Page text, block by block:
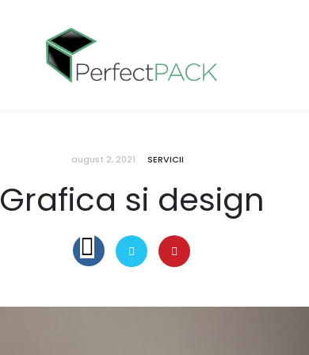
august 2, 2021 SERVICII
Grafica si design